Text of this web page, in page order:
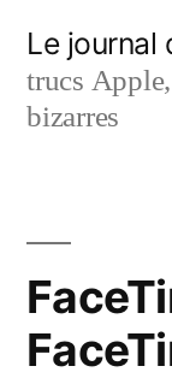
contenu
Le journal
trucs
bizarres